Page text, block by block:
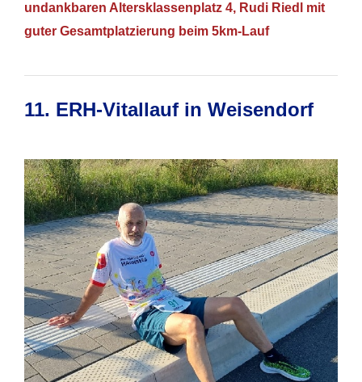
undankbaren Altersklassenplatz 4, Rudi Riedl mit
guter Gesamtplatzierung beim 5km-Lauf
11. ERH-Vitallauf in Weisendorf